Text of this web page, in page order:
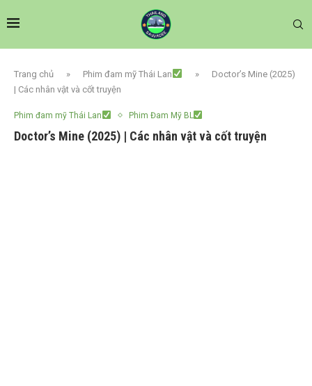
Trang chủ » Phim đam mỹ Thái Lan »
Doctor’s Mine (2025)
| Các nhân vật và cốt truyện
Phim đam mỹ Thái Lan Phim Đam Mỹ BL
Doctor’s Mine (2025) | Các nhân vật và cốt truyện